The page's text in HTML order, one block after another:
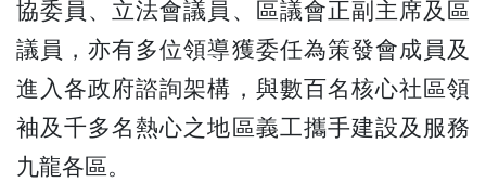
協委員、立法會議員、區議會正副主席及區
議員，亦有多位領導獲委任為策發會成員及
進入各政府諮詢架構，與數百名核心社區領
袖及千多名熱心之地區義工攜手建設及服務
九龍各區。